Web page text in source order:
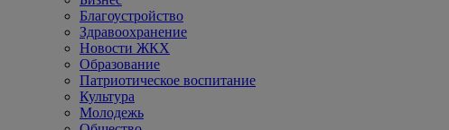
Благоустройство
Здравоохранение
Новости ЖКХ
Образование
Патриотическое воспитание
Культура
Молодежь